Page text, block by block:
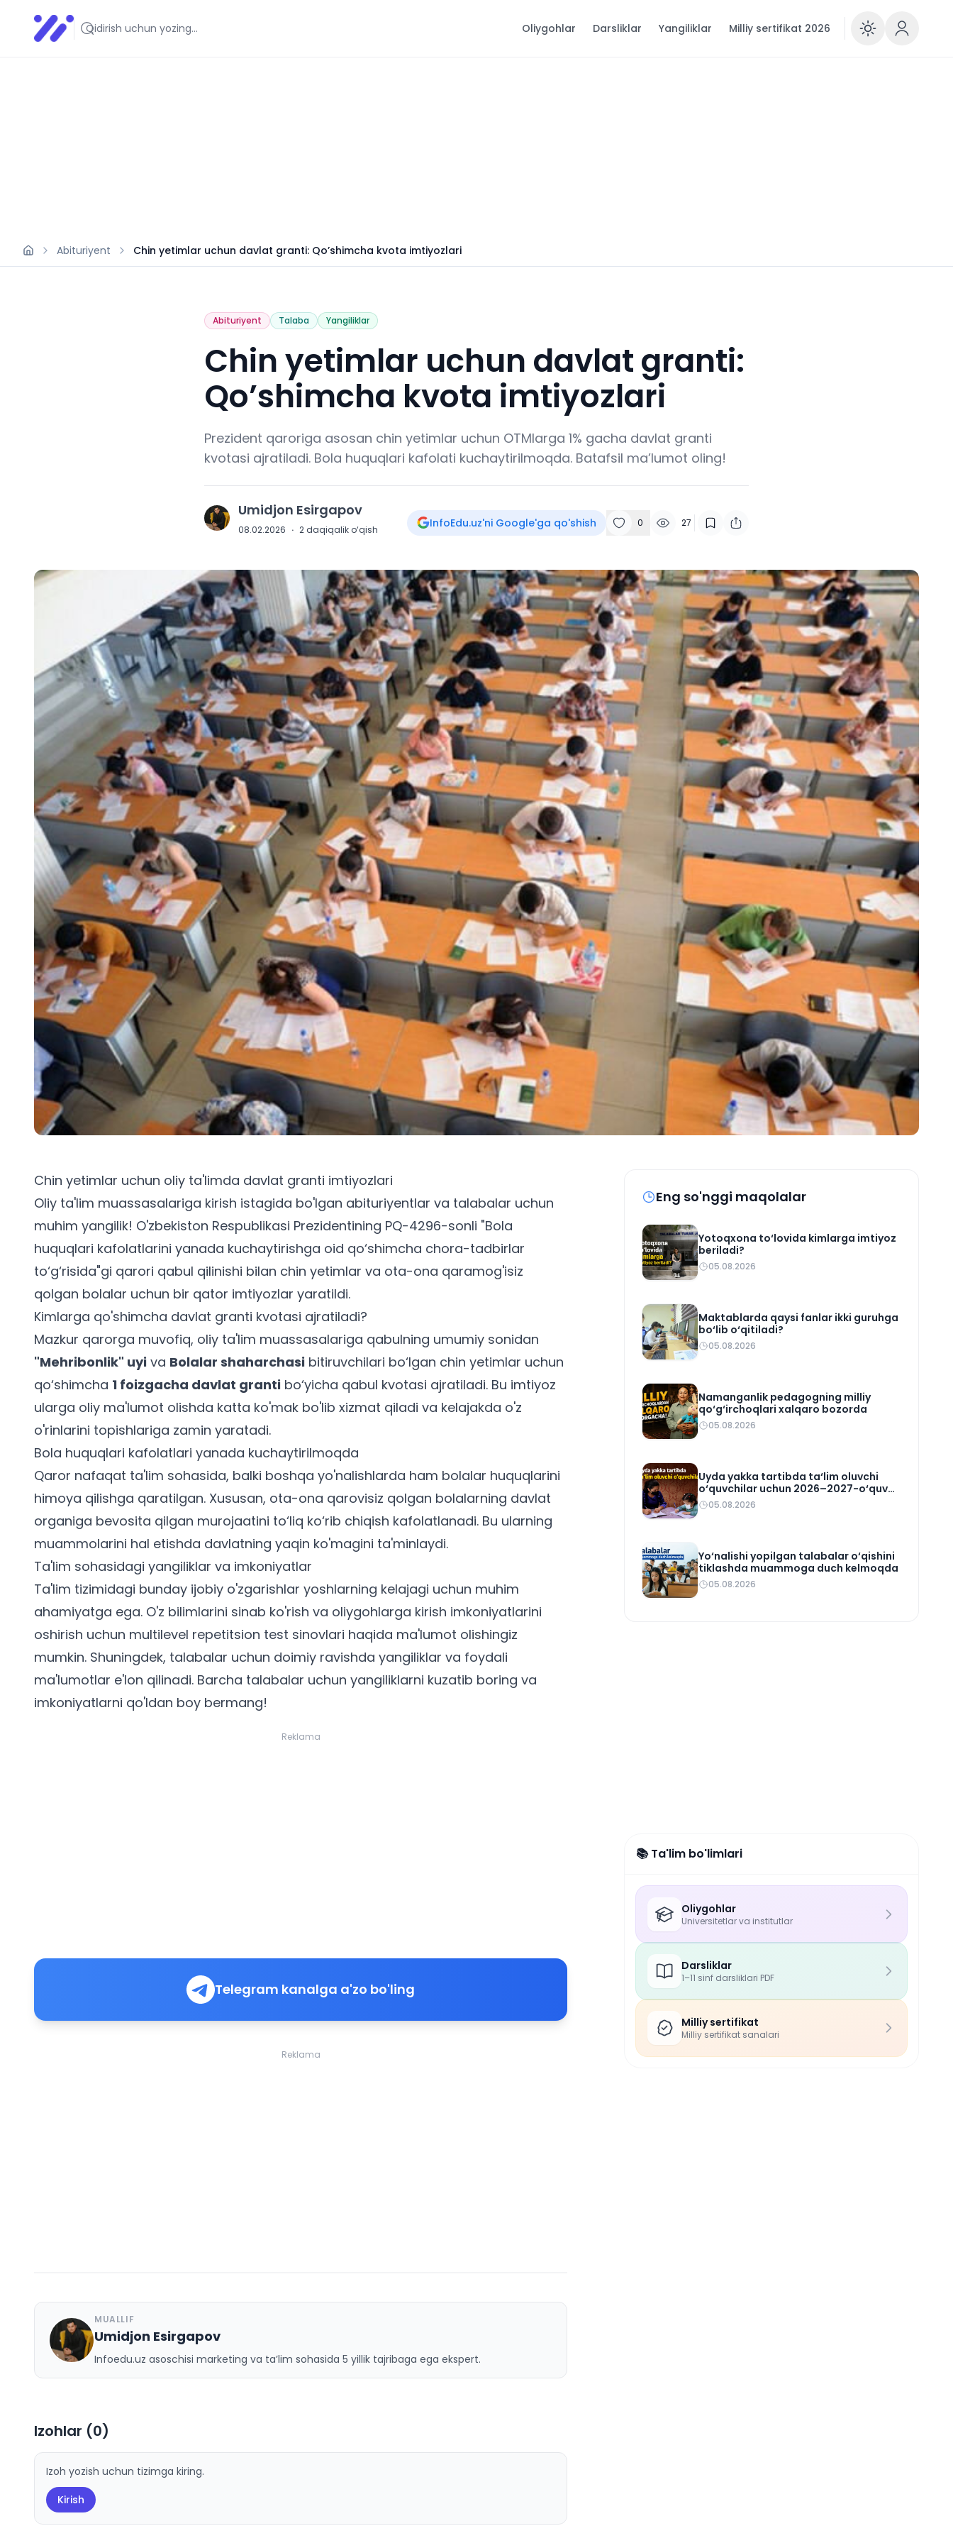
Infoedu
Ta&#039;lim xabarlari va yangiliklari Oliygohlar Darsliklar Yangiliklar Milliy sertifikat 2026
Abituriyent Chin yetimlar uchun davlat granti: Qo’shimcha kvota imtiyozlari
Abituriyent Talaba Yangiliklar
Chin yetimlar uchun davlat granti:
Qo’shimcha kvota imtiyozlari
Prezident qaroriga asosan chin yetimlar uchun OTMlarga 1% gacha davlat granti
kvotasi ajratiladi. Bola huquqlari kafolati kuchaytirilmoqda. Batafsil ma’lumot oling!
U Umidjon Esirgapov
08.02.2026 · 2 daqiqalik o‘qish InfoEdu.uz'ni Google'ga qo'shish 0 27
Chin yetimlar uchun oliy ta'limda davlat granti imtiyozlari
Oliy ta'lim muassasalariga kirish istagida bo'lgan abituriyentlar va talabalar uchun
muhim yangilik! O'zbekiston Respublikasi Prezidentining PQ-4296-sonli "Bola
huquqlari kafolatlarini yanada kuchaytirishga oid qo‘shimcha chora-tadbirlar
to‘g‘risida"gi qarori qabul qilinishi bilan chin yetimlar va ota-ona qaramog'isiz
qolgan bolalar uchun bir qator imtiyozlar yaratildi.
Kimlarga qo'shimcha davlat granti kvotasi ajratiladi?
Mazkur qarorga muvofiq, oliy ta'lim muassasalariga qabulning umumiy sonidan
"Mehribonlik" uyi va Bolalar shaharchasi bitiruvchilari bo‘lgan chin yetimlar uchun
qo‘shimcha 1 foizgacha davlat granti bo‘yicha qabul kvotasi ajratiladi. Bu imtiyoz
ularga oliy ma'lumot olishda katta ko'mak bo'lib xizmat qiladi va kelajakda o'z
o'rinlarini topishlariga zamin yaratadi.
Bola huquqlari kafolatlari yanada kuchaytirilmoqda
Qaror nafaqat ta'lim sohasida, balki boshqa yo'nalishlarda ham bolalar huquqlarini
himoya qilishga qaratilgan. Xususan, ota-ona qarovisiz qolgan bolalarning davlat
organiga bevosita qilgan murojaatini to‘liq ko‘rib chiqish kafolatlanadi. Bu ularning
muammolarini hal etishda davlatning yaqin ko'magini ta'minlaydi.
Ta'lim sohasidagi yangiliklar va imkoniyatlar
Ta'lim tizimidagi bunday ijobiy o'zgarishlar yoshlarning kelajagi uchun muhim
ahamiyatga ega. O'z bilimlarini sinab ko'rish va oliygohlarga kirish imkoniyatlarini
oshirish uchun multilevel repetitsion test sinovlari haqida ma'lumot olishingiz
mumkin. Shuningdek, talabalar uchun doimiy ravishda yangiliklar va foydali
ma'lumotlar e'lon qilinadi. Barcha talabalar uchun yangiliklarni kuzatib boring va
imkoniyatlarni qo'ldan boy bermang!
Reklama
Telegram kanalga a'zo bo'ling
Reklama
U
MUALLIF
Umidjon Esirgapov
Infoedu.uz asoschisi marketing va ta’lim sohasida 5 yillik tajribaga ega ekspert.
Izohlar (0)
Izoh yozish uchun tizimga kiring.
Kirish
Eng so'nggi maqolalar
Yotoqxona to‘lovida kimlarga imtiyoz
beriladi?
05.08.2026
Maktablarda qaysi fanlar ikki guruhga
bo‘lib o‘qitiladi?
05.08.2026
Namanganlik pedagogning milliy
qo‘g‘irchoqlari xalqaro bozorda
05.08.2026
Uyda yakka tartibda ta‘lim oluvchi
o‘quvchilar uchun 2026–2027-o‘quv
rejasi tasdiqlandi
05.08.2026
Yo‘nalishi yopilgan talabalar o‘qishini
tiklashda muammoga duch kelmoqda
05.08.2026
📚 Ta'lim bo'limlari
Oliygohlar
Universitetlar va institutlar
Darsliklar
1–11 sinf darsliklari PDF
Milliy sertifikat
Milliy sertifikat sanalari